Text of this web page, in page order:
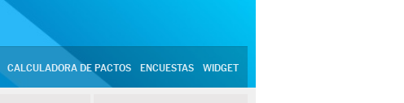
CALCULADORA DE PACTOS ENCUESTAS WIDGET